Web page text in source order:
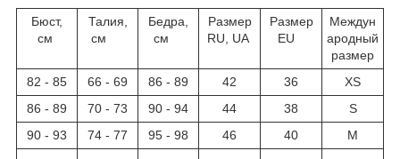
Бюст,
см
Талия,
см
Бедра,
см
Размер
RU, UA
Размер
EU
Междун
ародный
размер
82 - 85
66 - 69 86 - 89 42 36
XS
86 - 89
70 - 73 90 - 94 44 38
S
90 - 93
74 - 77 95 - 98 46 40 M